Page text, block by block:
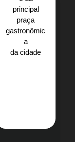
principal
praça
gastronômic
a
da cidade